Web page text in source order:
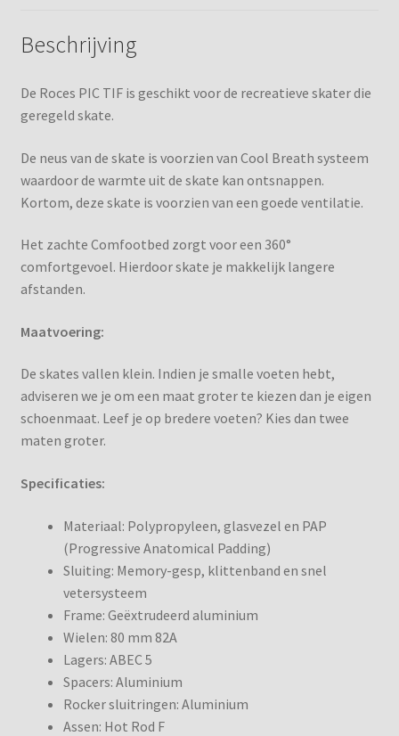
Profiel Slijpen IJshockeyschaatsen Goalie
Shooting-lane Reserveren
Slijpen IJshockeyschaatsen
Tips
Verlanglijst
Winkelwagen
Beschrijving
De Roces PIC TIF is geschikt voor de recreatieve skater die
geregeld skate.
De neus van de skate is voorzien van Cool Breath systeem
waardoor de warmte uit de skate kan ontsnappen.
Kortom, deze skate is voorzien van een goede ventilatie.
Het zachte Comfootbed zorgt voor een 360°
comfortgevoel. Hierdoor skate je makkelijk langere
afstanden.
Maatvoering:
De skates vallen klein. Indien je smalle voeten hebt,
adviseren we je om een maat groter te kiezen dan je eigen
schoenmaat. Leef je op bredere voeten? Kies dan twee
maten groter.
Specificaties:
Materiaal: Polypropyleen, glasvezel en PAP
(Progressive Anatomical Padding)
Sluiting: Memory-gesp, klittenband en snel
vetersysteem
Frame: Geëxtrudeerd aluminium
Wielen: 80 mm 82A
Lagers: ABEC 5
Spacers: Aluminium
Rocker sluitringen: Aluminium
Assen: Hot Rod F